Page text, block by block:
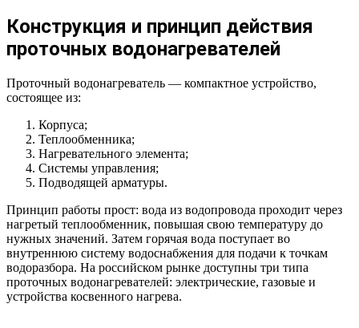
Конструкция и принцип действия
проточных водонагревателей
Проточный водонагреватель — компактное устройство,
состоящее из:
Корпуса;
Теплообменника;
Нагревательного элемента;
Системы управления;
Подводящей арматуры.
Принцип работы прост: вода из водопровода проходит через
нагретый теплообменник, повышая свою температуру до
нужных значений. Затем горячая вода поступает во
внутреннюю систему водоснабжения для подачи к точкам
водоразбора. На российском рынке доступны три типа
проточных водонагревателей: электрические, газовые и
устройства косвенного нагрева.